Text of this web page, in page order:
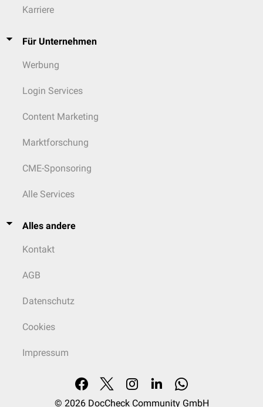
Karriere
Für Unternehmen
Werbung
Login Services
Content Marketing
Marktforschung
CME-Sponsoring
Alle Services
Alles andere
Kontakt
AGB
Datenschutz
Cookies
Impressum
© 2026 DocCheck Community GmbH